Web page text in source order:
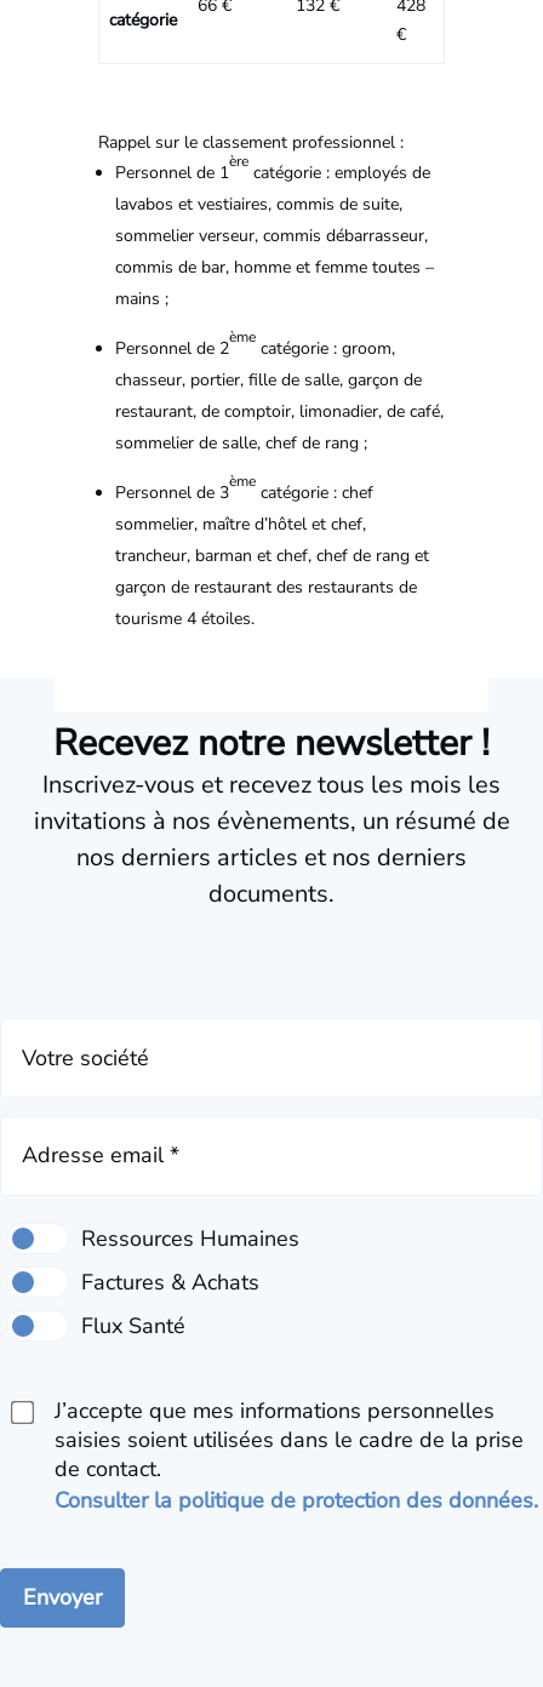
catégorie
66 € 132 €
428
€
Rappel sur le classement professionnel :
Personnel de 1èrecatégorie : employés de
lavabos et vestiaires, commis de suite,
sommelier verseur, commis débarrasseur,
commis de bar, homme et femme toutes –
mains ;
Personnel de 2èmecatégorie : groom,
chasseur, portier, fille de salle, garçon de
restaurant, de comptoir, limonadier, de café,
sommelier de salle, chef de rang ;
Personnel de 3èmecatégorie : chef
sommelier, maître d’hôtel et chef,
trancheur, barman et chef, chef de rang et
garçon de restaurant des restaurants de
tourisme 4 étoiles.
Recevez notre newsletter !
Inscrivez-vous et recevez tous les mois les
invitations à nos évènements, un résumé de
nos derniers articles et nos derniers
documents.
Votre société
Adresse email *
J’accepte que mes informations personnelles
saisies soient utilisées dans le cadre de la prise
de contact.
Consulter la politique de protection des données.